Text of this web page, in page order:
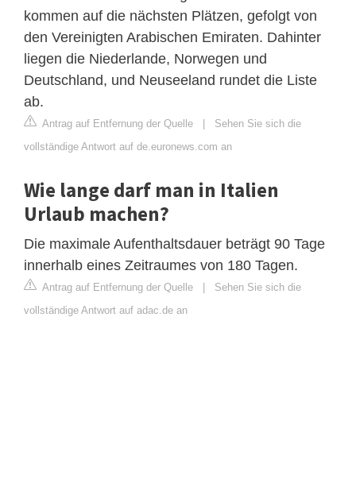
kommen auf die nächsten Plätzen, gefolgt von
den Vereinigten Arabischen Emiraten. Dahinter
liegen die Niederlande, Norwegen und
Deutschland, und Neuseeland rundet die Liste
ab.
Antrag auf Entfernung der Quelle | Sehen Sie sich die
vollständige Antwort auf de.euronews.com an
Wie lange darf man in Italien
Urlaub machen?
Die maximale Aufenthaltsdauer beträgt 90 Tage
innerhalb eines Zeitraumes von 180 Tagen.
Antrag auf Entfernung der Quelle | Sehen Sie sich die
vollständige Antwort auf adac.de an